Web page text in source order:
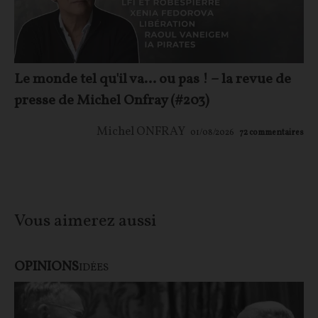
Le monde tel qu'il va… ou pas ! – la revue de
presse de Michel Onfray (#203)
Michel ONFRAY 01/08/2026 72commentaires
Vous aimerez aussi
OPINIONSIDÉES